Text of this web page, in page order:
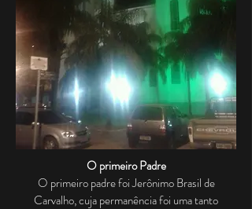
O primeiro Padre
O primeiro padre foi Jerônimo Brasil de
Carvalho, cuja permanência foi uma tanto